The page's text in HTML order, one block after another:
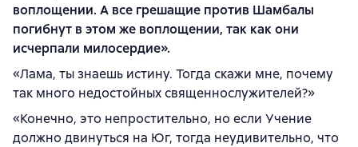
воплощении. А все грешащие против Шамбалы
погибнут в этом же воплощении, так как они
исчерпали милосердие».
«Лама, ты знаешь истину. Тогда скажи мне, почему
так много недостойных священнослужителей?»
«Конечно, это непростительно, но если Учение
должно двинуться на Юг, тогда неудивительно, что